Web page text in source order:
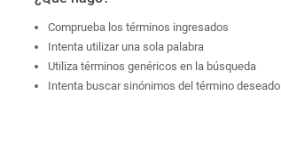
Comprueba los términos ingresados
Intenta utilizar una sola palabra
Utiliza términos genéricos en la búsqueda
Intenta buscar sinónimos del término deseado